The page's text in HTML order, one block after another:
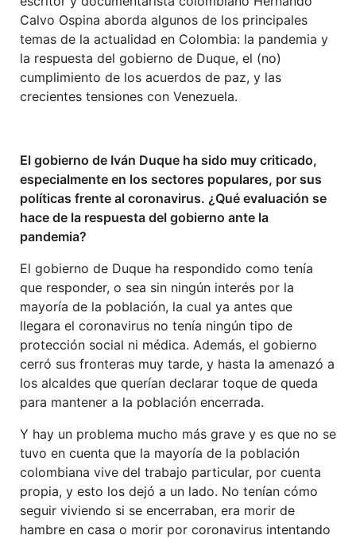
Calvo Ospina aborda algunos de los principales
temas de la actualidad en Colombia: la pandemia y
la respuesta del gobierno de Duque, el (no)
cumplimiento de los acuerdos de paz, y las
crecientes tensiones con Venezuela.
El gobierno de Iván Duque ha sido muy criticado,
especialmente en los sectores populares, por sus
políticas frente al coronavirus. ¿Qué evaluación se
hace de la respuesta del gobierno ante la
pandemia?
El gobierno de Duque ha respondido como tenía
que responder, o sea sin ningún interés por la
mayoría de la población, la cual ya antes que
llegara el coronavirus no tenía ningún tipo de
protección social ni médica. Además, el gobierno
cerró sus fronteras muy tarde, y hasta la amenazó a
los alcaldes que querían declarar toque de queda
para mantener a la población encerrada.
Y hay un problema mucho más grave y es que no se
tuvo en cuenta que la mayoría de la población
colombiana vive del trabajo particular, por cuenta
propia, y esto los dejó a un lado. No tenían cómo
seguir viviendo si se encerraban, era morir de
hambre en casa o morir por coronavirus intentando